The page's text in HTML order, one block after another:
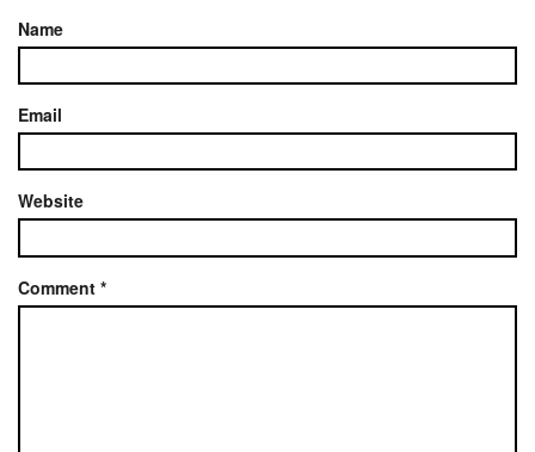
Name
Email
Website
Comment *